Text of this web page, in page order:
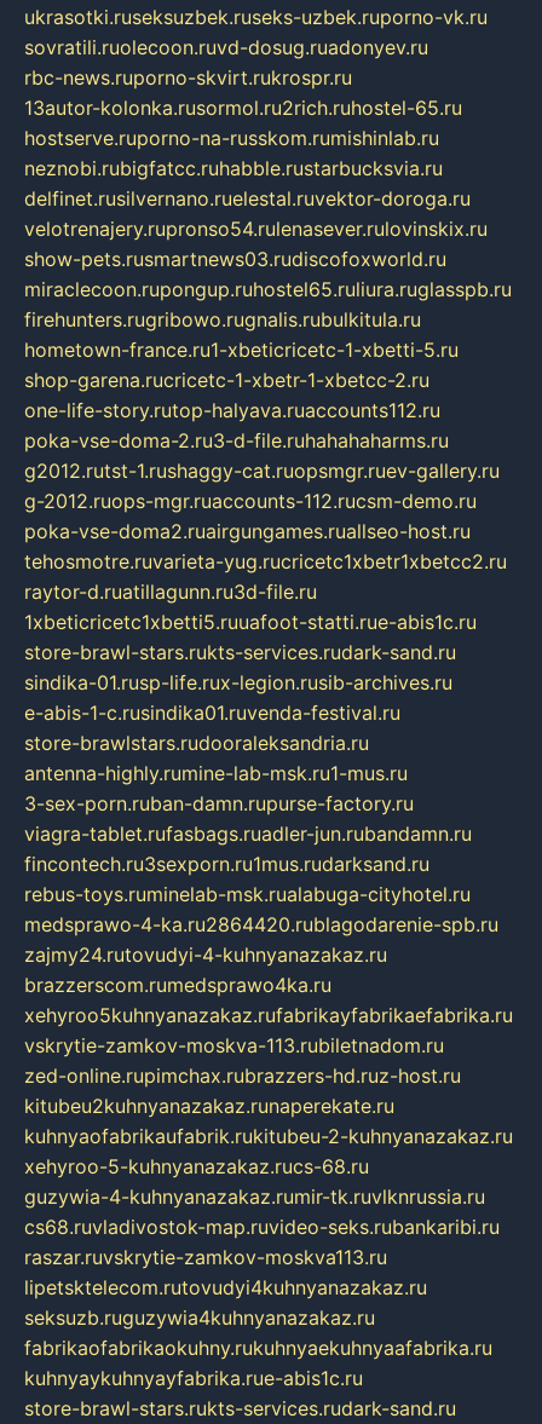
ukrasotki.ruseksuzbek.ruseks-uzbek.ruporno-vk.ru
sovratili.ruolecoon.ruvd-dosug.ruadonyev.ru
rbc-news.ruporno-skvirt.rukrospr.ru
13autor-kolonka.rusormol.ru2rich.ruhostel-65.ru
hostserve.ruporno-na-russkom.rumishinlab.ru
neznobi.rubigfatcc.ruhabble.rustarbucksvia.ru
delfinet.rusilvernano.ruelestal.ruvektor-doroga.ru
velotrenajery.rupronso54.rulenasever.rulovinskix.ru
show-pets.rusmartnews03.rudiscofoxworld.ru
miraclecoon.rupongup.ruhostel65.ruliura.ruglasspb.ru
firehunters.rugribowo.rugnalis.rubulkitula.ru
hometown-france.ru1-xbeticricetc-1-xbetti-5.ru
shop-garena.rucricetc-1-xbetr-1-xbetcc-2.ru
one-life-story.rutop-halyava.ruaccounts112.ru
poka-vse-doma-2.ru3-d-file.ruhahahaharms.ru
g2012.rutst-1.rushaggy-cat.ruopsmgr.ruev-gallery.ru
g-2012.ruops-mgr.ruaccounts-112.rucsm-demo.ru
poka-vse-doma2.ruairgungames.ruallseo-host.ru
tehosmotre.ruvarieta-yug.rucricetc1xbetr1xbetcc2.ru
raytor-d.ruatillagunn.ru3d-file.ru
1xbeticricetc1xbetti5.ruuafoot-statti.rue-abis1c.ru
store-brawl-stars.rukts-services.rudark-sand.ru
sindika-01.rusp-life.rux-legion.rusib-archives.ru
e-abis-1-c.rusindika01.ruvenda-festival.ru
store-brawlstars.rudooraleksandria.ru
antenna-highly.rumine-lab-msk.ru1-mus.ru
3-sex-porn.ruban-damn.rupurse-factory.ru
viagra-tablet.rufasbags.ruadler-jun.rubandamn.ru
fincontech.ru3sexporn.ru1mus.rudarksand.ru
rebus-toys.ruminelab-msk.rualabuga-cityhotel.ru
medsprawo-4-ka.ru2864420.rublagodarenie-spb.ru
zajmy24.rutovudyi-4-kuhnyanazakaz.ru
brazzerscom.rumedsprawo4ka.ru
xehyroo5kuhnyanazakaz.rufabrikayfabrikaefabrika.ru
vskrytie-zamkov-moskva-113.rubiletnadom.ru
zed-online.rupimchax.rubrazzers-hd.ruz-host.ru
kitubeu2kuhnyanazakaz.runaperekate.ru
kuhnyaofabrikaufabrik.rukitubeu-2-kuhnyanazakaz.ru
xehyroo-5-kuhnyanazakaz.rucs-68.ru
guzywia-4-kuhnyanazakaz.rumir-tk.ruvlknrussia.ru
cs68.ruvladivostok-map.ruvideo-seks.rubankaribi.ru
raszar.ruvskrytie-zamkov-moskva113.ru
lipetsktelecom.rutovudyi4kuhnyanazakaz.ru
seksuzb.ruguzywia4kuhnyanazakaz.ru
fabrikaofabrikaokuhny.rukuhnyaekuhnyaafabrika.ru
kuhnyaykuhnyayfabrika.rue-abis1c.ru
store-brawl-stars.rukts-services.rudark-sand.ru